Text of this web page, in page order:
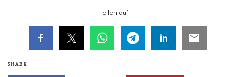
Tei­len auf:
SHARE